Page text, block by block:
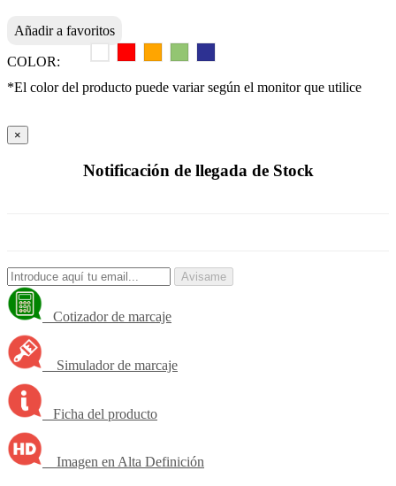
Añadir a favoritos
COLOR:
*El color del producto puede variar según el monitor que utilice
×
Notificación de llegada de Stock
Avisame
Cotizador de marcaje
Simulador de marcaje
Ficha del producto
Imagen en Alta Definición